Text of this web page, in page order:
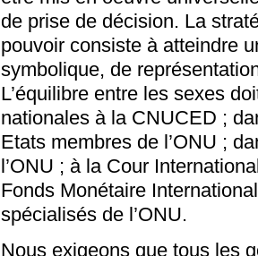
de prise de décision. La
pouvoir consiste à atteindre
symbolique, de
L’équilibre entre les sexes
nationales à la CNUCED ;
Etats membres de l’ONU ;
l’ONU ; à la Cour
Fonds Monétaire
spécialisés de l’ONU.
Nous exigeons que tous les